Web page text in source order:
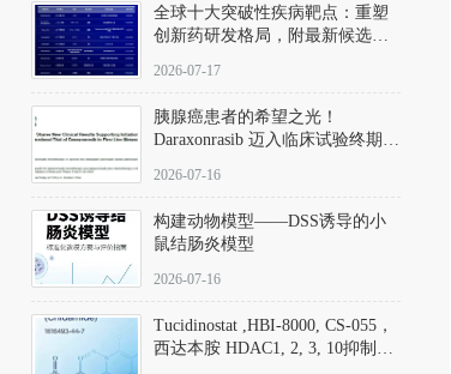
全球十大突破性疾病靶点：重塑
创新药研发格局，附最新候选分
2026-07-17
胰腺癌患者的希望之光！
Daraxonrasib 迈入临床试验终期阶
2026-07-16
构建动物模型——DSS诱导的小
鼠结肠炎模型
2026-07-16
Tucidinostat ,HBI-8000, CS-055，
西达本胺 HDAC1, 2, 3, 10抑制剂